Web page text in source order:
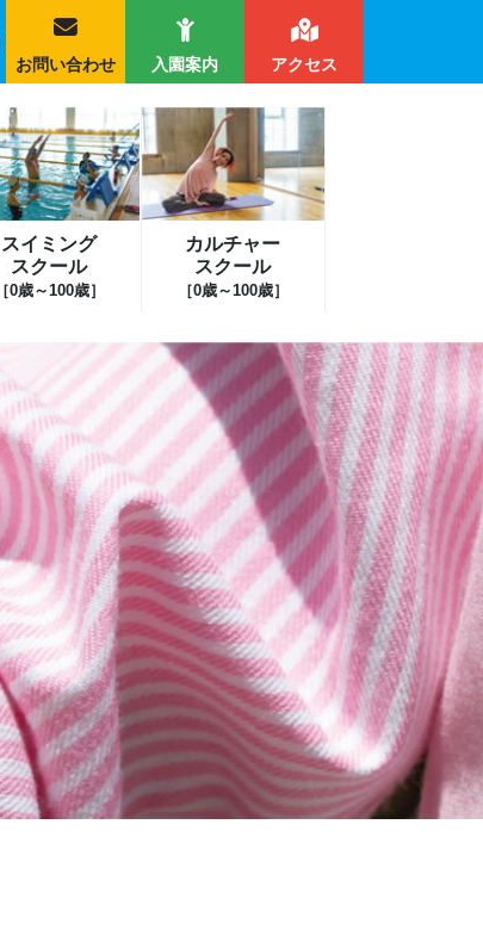
お問い合わせ
入園案内 アクセス
スイミング
スクール
［0歳～100歳］
カルチャー
スクール
［0歳～100歳］